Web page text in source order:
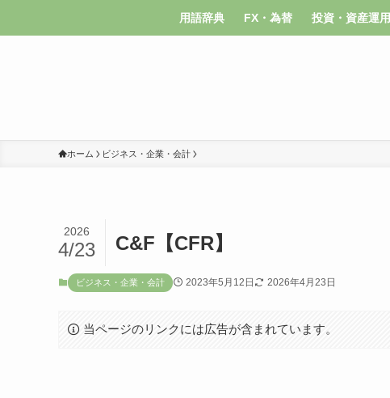
用語辞典 FX・為替 投資・資産運用
ホーム ビジネス・企業・会計
C&F【CFR】
2026
4/23
ビジネス・企業・会計 2023年5月12日 2026年4月23日
当ページのリンクには広告が含まれています。